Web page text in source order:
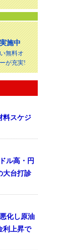
施中
無料オ
が充実!
料スケジ
ル高・円
大台打診
化し原油
利上昇で